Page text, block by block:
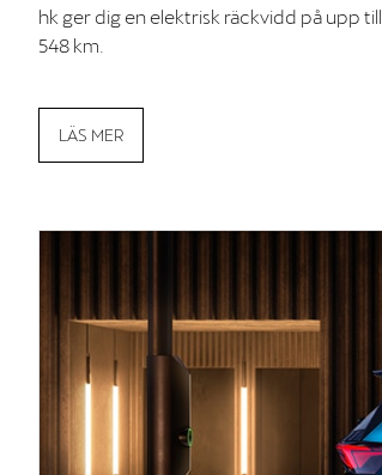
hk ger dig en elektrisk räckvidd på upp till
548 km.
LÄS MER